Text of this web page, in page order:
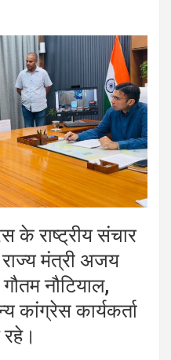
के राष्ट्रीय संचार
राज्य मंत्री अजय
नौटियाल,
कांग्रेस कार्यकर्ता